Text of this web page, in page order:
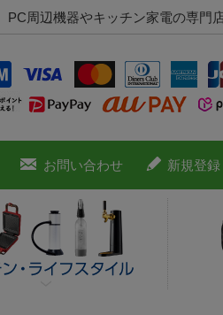
PC周辺機器やキッチン家電の専門
お問い合わせ 新規登録